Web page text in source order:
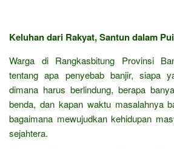
Keluhan dari Rakyat, Santun dalam
Warga di Rangkasbitung Provinsi
tentang apa penyebab banjir, siapa
dimana harus berlindung, berapa
benda, dan kapan waktu masalahnya
bagaimana mewujudkan kehidupan
sejahtera.